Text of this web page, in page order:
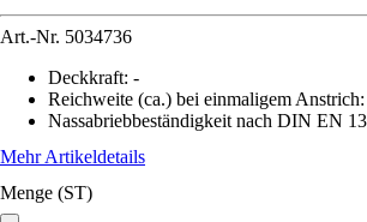
Art.-Nr. 5034736
Deckkraft: -
Reichweite (ca.) bei einmaligem Anstrich:
Nassabriebbeständigkeit nach DIN EN
Mehr Artikeldetails
Menge (ST)